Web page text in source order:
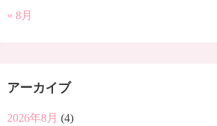
« 8月
アーカイブ
2026年8月 (4)